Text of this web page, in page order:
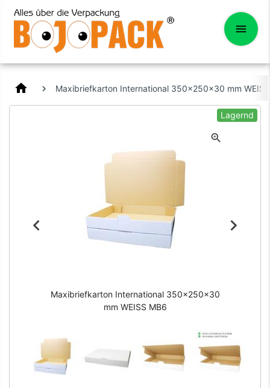
home Maxibriefkarton International 350x250x30 mm
Lagernd
Maxibriefkarton International 350x250x30
mm WEISS MB6